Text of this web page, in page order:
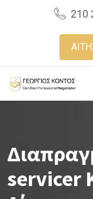
210
servicer